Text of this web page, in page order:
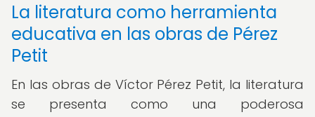
La literatura como herramienta
educativa en las obras de Pérez
Petit
En las obras de Víctor Pérez Petit, la literatura
se presenta como una poderosa